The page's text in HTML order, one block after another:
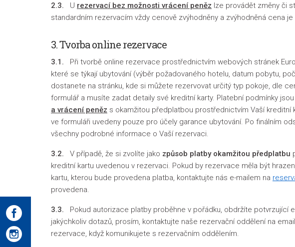
2.3. U rezervací bez možnosti vrácení peněz lze provádět změny či
standardním rezervacím vždy cenově zvýhodněny a zvýhodněná cena
3. Tvorba online rezervace
3.1.
Při tvorbě online rezervace prostřednictvím webových stránek
které se týkají ubytování (výběr požadovaného hotelu, datum pobytu,
dostanete na stránku, kde si můžete rezervovat určitý typ pokoje, dle
formulář a musíte zadat detaily své kreditní karty. Platební podmínky
a vrácení peněz s okamžitou předplatbou prostřednictvím Vaší kreditní
ve formuláři uvedeny pouze pro účely garance ubytování. Po finálním
všechny podrobné informace o Vaší rezervaci.
3.2. V případě, že si zvolíte jako způsob platby okamžitou předplatbu
kreditní kartu uvedenou v rezervaci. Pokud by rezervace měla být
kartu, kterou bude provedena platba, kontaktujte nás e-mailem na
provedena.
3.3. Pokud autorizace platby proběhne v pořádku, obdržíte potvrzující
jakýchkoliv dotazů, prosím, kontaktujte naše rezervační oddělení na
rezervace, když komunikujete s rezervačním oddělením.